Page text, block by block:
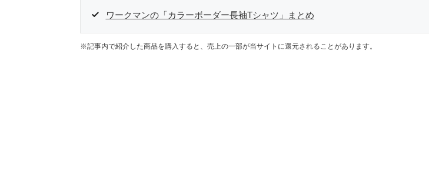
ワークマンの「カラーボーダー長袖Tシャツ」まとめ
※記事内で紹介した商品を購入すると、売上の一部が当サイトに還元されることがあります。